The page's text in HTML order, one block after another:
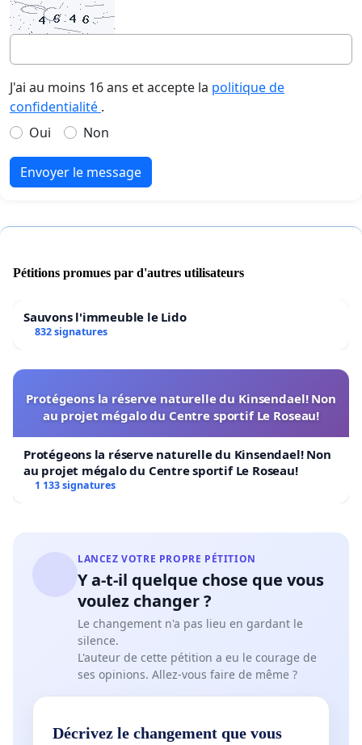
J'ai au moins 16 ans et accepte la politique de
confidentialité .
Oui
Non
Envoyer le message
Pétitions promues par d'autres utilisateurs
Sauvons l'immeuble le Lido
832 signatures
Protégeons la réserve naturelle du Kinsendael! Non
au projet mégalo du Centre sportif Le Roseau!
Protégeons la réserve naturelle du Kinsendael! Non
au projet mégalo du Centre sportif Le Roseau!
1 133 signatures
LANCEZ VOTRE PROPRE PÉTITION
Y a-t-il quelque chose que vous
voulez changer ?
Le changement n'a pas lieu en gardant le
silence.
L'auteur de cette pétition a eu le courage de
ses opinions. Allez-vous faire de même ?
Décrivez le changement que vous